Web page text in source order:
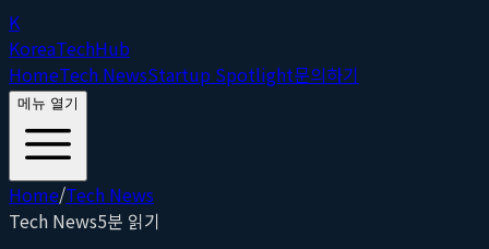
K
KoreaTechHub
HomeTech NewsStartup Spotlight문의하기
메뉴 열기
Home/Tech News
Tech News5분 읽기